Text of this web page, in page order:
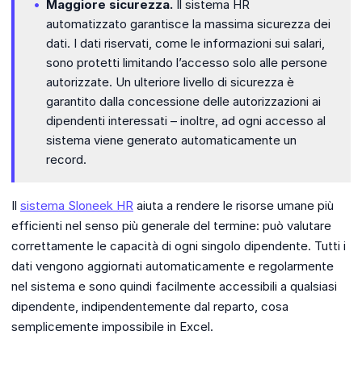
Maggiore sicurezza. Il sistema HR
automatizzato garantisce la massima sicurezza dei
dati. I dati riservati, come le informazioni sui salari,
sono protetti limitando l’accesso solo alle persone
autorizzate. Un ulteriore livello di sicurezza è
garantito dalla concessione delle autorizzazioni ai
dipendenti interessati – inoltre, ad ogni accesso al
sistema viene generato automaticamente un
record.
Il sistema Sloneek HR aiuta a rendere le risorse umane più
efficienti nel senso più generale del termine: può valutare
correttamente le capacità di ogni singolo dipendente. Tutti i
dati vengono aggiornati automaticamente e regolarmente
nel sistema e sono quindi facilmente accessibili a qualsiasi
dipendente, indipendentemente dal reparto, cosa
semplicemente impossibile in Excel.